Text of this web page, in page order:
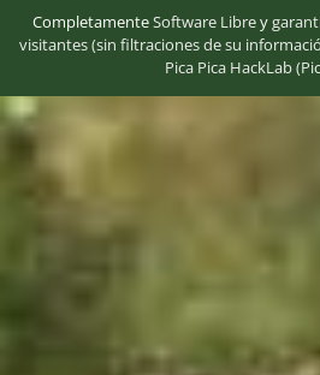
CompletamenteSoftware Librey
visitantes (sin filtraciones de su
Pica Pica HackLab